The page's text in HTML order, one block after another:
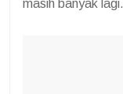
masih banyak lagi.